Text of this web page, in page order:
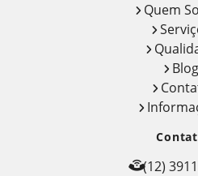
Quem
Blog
(12)